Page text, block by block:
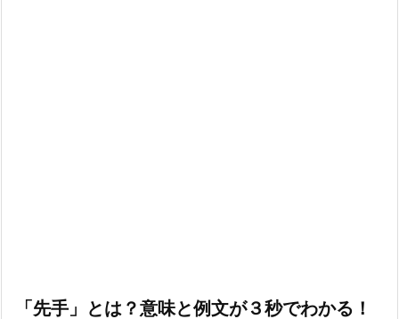
「先手」とは？意味と例文が３秒でわかる！